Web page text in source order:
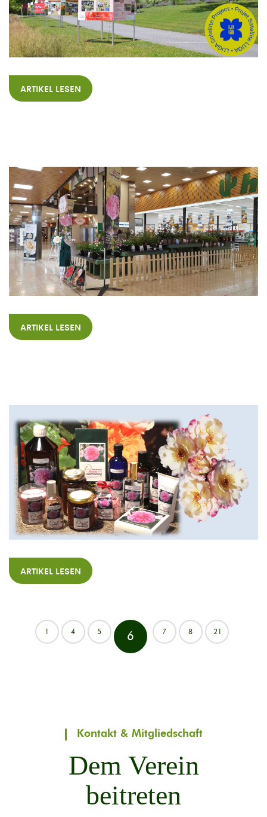
ARTIKEL LESEN
ARTIKEL LESEN
ARTIKEL LESEN
1 4 5 6 7 8 21
Kontakt & Mitgliedschaft
Dem Verein
beitreten